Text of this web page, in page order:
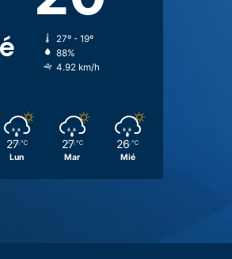
27º - 19º
88%
4.92 km/h
27 ℃
Lun
27 ℃
Mar
26 ℃
Mié